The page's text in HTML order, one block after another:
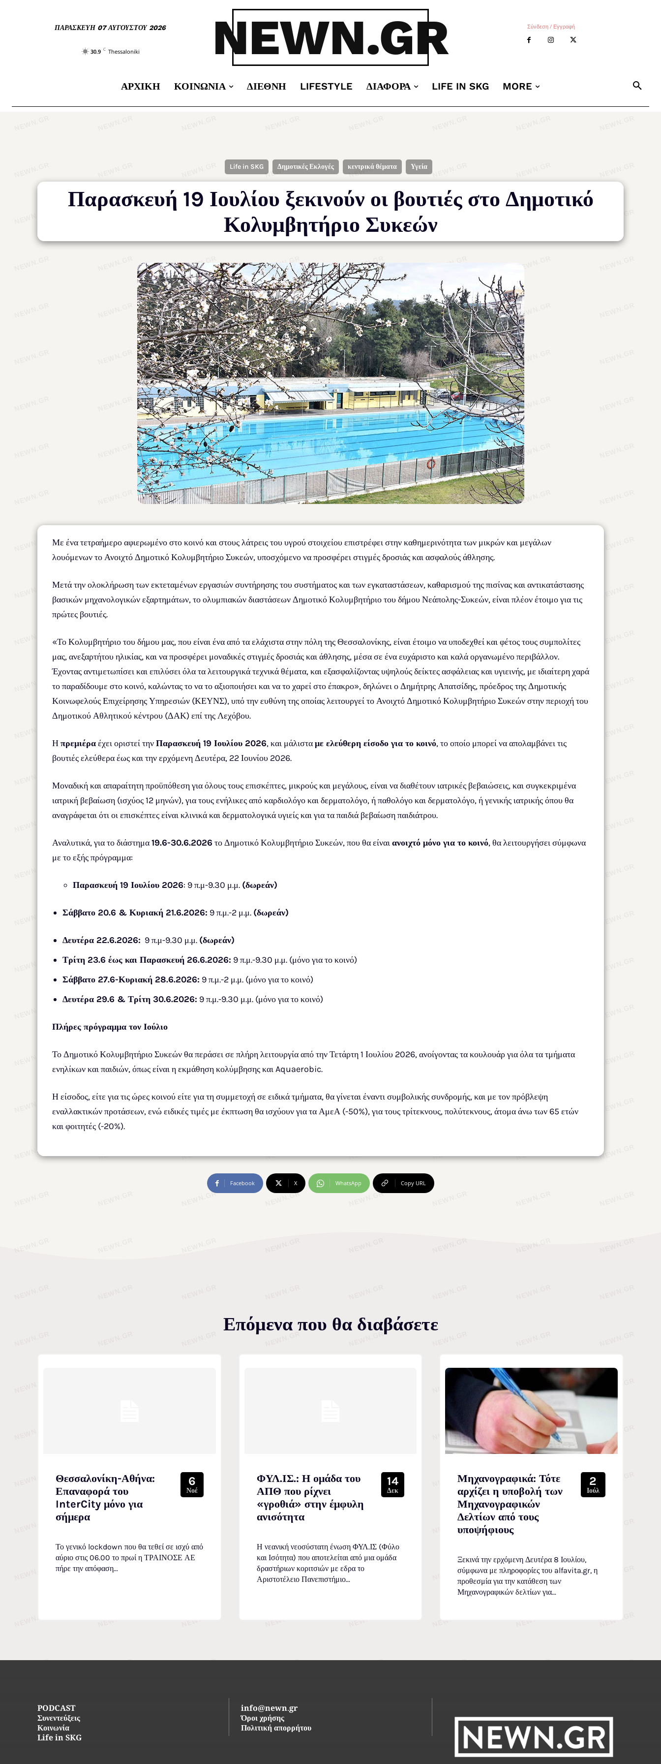
ΠΑΡΑΣΚΕΥΉ 07 ΑΥΓΟΎΣΤΟΥ 2026
30.9 C Thessaloniki NEWN.GR Σύνδεση / Εγγραφή
ΑΡΧΙΚΉ ΚΟΙΝΩΝΊΑ ΔΙΕΘΝΉ LIFESTYLE ΔΙΆΦΟΡΑ LIFE IN SKG MORE
Life in SKG Δημοτικές Εκλογές κεντρικά θέματα Υγεία
Παρασκευή 19 Ιουλίου ξεκινούν οι βουτιές στο Δημοτικό
Κολυμβητήριο Συκεών
Με ένα τετραήμερο αφιερωμένο στο κοινό και στους λάτρεις του υγρού στοιχείου επιστρέφει στην καθημερινότητα των μικρών και μεγάλων
λουόμενων το Ανοιχτό Δημοτικό Κολυμβητήριο Συκεών, υποσχόμενο να προσφέρει στιγμές δροσιάς και ασφαλούς άθλησης.
Μετά την ολοκλήρωση των εκτεταμένων εργασιών συντήρησης του συστήματος και των εγκαταστάσεων, καθαρισμού της πισίνας και αντικατάστασης
βασικών μηχανολογικών εξαρτημάτων, το ολυμπιακών διαστάσεων Δημοτικό Κολυμβητήριο του δήμου Νεάπολης-Συκεών, είναι πλέον έτοιμο για τις
πρώτες βουτιές.
«Το Κολυμβητήριο του δήμου μας, που είναι ένα από τα ελάχιστα στην πόλη της Θεσσαλονίκης, είναι έτοιμο να υποδεχθεί και φέτος τους συμπολίτες
μας, ανεξαρτήτου ηλικίας, και να προσφέρει μοναδικές στιγμές δροσιάς και άθλησης, μέσα σε ένα ευχάριστο και καλά οργανωμένο περιβάλλον.
Έχοντας αντιμετωπίσει και επιλύσει όλα τα λειτουργικά τεχνικά θέματα, και εξασφαλίζοντας υψηλούς δείκτες ασφάλειας και υγιεινής, με ιδιαίτερη χαρά
το παραδίδουμε στο κοινό, καλώντας το να το αξιοποιήσει και να το χαρεί στο έπακρο», δηλώνει ο Δημήτρης Απατσίδης, πρόεδρος της Δημοτικής
Κοινωφελούς Επιχείρησης Υπηρεσιών (ΚΕΥΝΣ), υπό την ευθύνη της οποίας λειτουργεί το Ανοιχτό Δημοτικό Κολυμβητήριο Συκεών στην περιοχή του
Δημοτικού Αθλητικού κέντρου (ΔΑΚ) επί της Λεχόβου.
Ηπρεμιέραέχει οριστεί τηνΠαρασκευή 19 Ιουλίου 2026, και μάλισταμε ελεύθερη είσοδο για το κοινό, το οποίο μπορεί να απολαμβάνει τις
βουτιές ελεύθερα έως και την ερχόμενη Δευτέρα, 22 Ιουνίου 2026.
Μοναδική και απαραίτητη προϋπόθεση για όλους τους επισκέπτες, μικρούς και μεγάλους, είναι να διαθέτουν ιατρικές βεβαιώσεις, και συγκεκριμένα
ιατρική βεβαίωση (ισχύος 12 μηνών), για τους ενήλικες από καρδιολόγο και δερματολόγο, ή παθολόγο και δερματολόγο, ή γενικής ιατρικής όπου θα
αναγράφεται ότι οι επισκέπτες είναι κλινικά και δερματολογικά υγιείς και για τα παιδιά βεβαίωση παιδιάτρου.
Αναλυτικά, για το διάστημα19.6-30.6.2026 το Δημοτικό Κολυμβητήριο Συκεών, που θα είναιανοιχτό μόνο για το κοινό, θα λειτουργήσει σύμφωνα
με το εξής πρόγραμμα:
Παρασκευή 19 Ιουλίου 2026: 9 π.μ-9.30 μ.μ. (δωρεάν)
Σάββατο 20.6 & Κυριακή 21.6.2026: 9 π.μ.-2 μ.μ. (δωρεάν)
Δευτέρα 22.6.2026: 9 π.μ-9.30 μ.μ. (δωρεάν)
Τρίτη 23.6 έως και Παρασκευή 26.6.2026: 9 π.μ.-9.30 μ.μ. (μόνο για το κοινό)
Σάββατο 27.6-Κυριακή 28.6.2026: 9 π.μ.-2 μ.μ. (μόνο για το κοινό)
Δευτέρα 29.6 & Τρίτη 30.6.2026: 9 π.μ.-9.30 μ.μ. (μόνο για το κοινό)
Πλήρες πρόγραμμα τον Ιούλιο
Το Δημοτικό Κολυμβητήριο Συκεών θα περάσει σε πλήρη λειτουργία από την Τετάρτη 1 Ιουλίου 2026, ανοίγοντας τα κουλουάρ για όλα τα τμήματα
ενηλίκων και παιδιών, όπως είναι η εκμάθηση κολύμβησης και Aquaerobic.
Η είσοδος, είτε για τις ώρες κοινού είτε για τη συμμετοχή σε ειδικά τμήματα, θα γίνεται έναντι συμβολικής συνδρομής, και με τον πρόβλεψη
εναλλακτικών προτάσεων, ενώ ειδικές τιμές με έκπτωση θα ισχύουν για τα ΑμεΑ (-50%), για τους τρίτεκνους, πολύτεκνους, άτομα άνω των 65 ετών
και φοιτητές (-20%).
Facebook X WhatsApp Copy URL
Επόμενα που θα διαβάσετε
Θεσσαλονίκη-Αθήνα:
Επαναφορά του
InterCity μόνο για
σήμερα
6
Νοέ
Το γενικό lockdown που θα τεθεί σε ισχύ από
αύριο στις 06.00 το πρωί η ΤΡΑΙΝΟΣΕ ΑΕ
πήρε την απόφαση...
ΦΥΛ.ΙΣ.: Η ομάδα του
ΑΠΘ που ρίχνει
«γροθιά» στην έμφυλη
ανισότητα
14
Δεκ
Η νεανική νεοσύστατη ένωση ΦΥΛ.ΙΣ (Φύλο
και Ισότητα) που αποτελείται από μια ομάδα
δραστήριων κοριτσιών με εδρα το
Αριστοτέλειο Πανεπιστήμιο...
Μηχανογραφικά: Τότε
αρχίζει η υποβολή των
Μηχανογραφικών
Δελτίων από τους
υποψήφιους
2
Ιούλ
Ξεκινά την ερχόμενη Δευτέρα 8 Ιουλίου,
σύμφωνα με πληροφορίες του alfavita.gr, η
προθεσμία για την κατάθεση των
Μηχανογραφικών δελτίων για...
PODCAST
Συνεντεύξεις
Κοινωνία
Life in SKG
info@newn.gr
Όροι χρήσης
Πολιτική απορρήτου